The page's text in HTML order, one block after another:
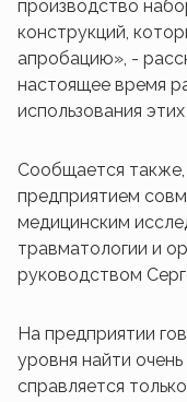
производство
конструкций,
апробацию», -
настоящее время
использования
Сообщается также,
предприятием
медицинским
травматологии и
руководством
На предприятии
уровня найти
справляется